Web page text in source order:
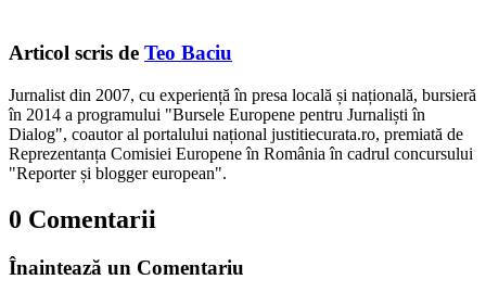
Articol scris de Teo Baciu
Jurnalist din 2007, cu experiență în presa locală și națională, bursieră
în 2014 a programului "Bursele Europene pentru Jurnaliști în
Dialog", coautor al portalului național justitiecurata.ro, premiată de
Reprezentanța Comisiei Europene în România în cadrul concursului
"Reporter și blogger european".
0 Comentarii
Înaintează un Comentariu